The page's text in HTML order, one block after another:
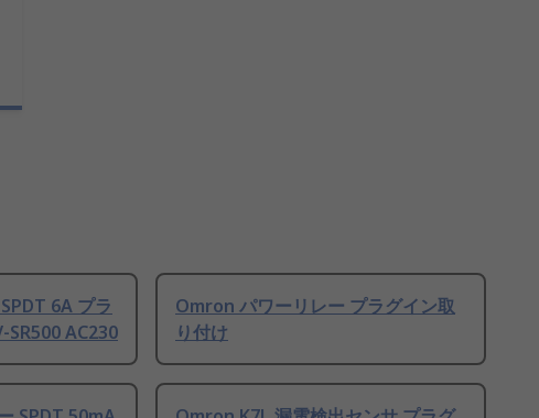
6A プラ
SR500 AC230
Omron パワーリレー プラグイン取
り付け